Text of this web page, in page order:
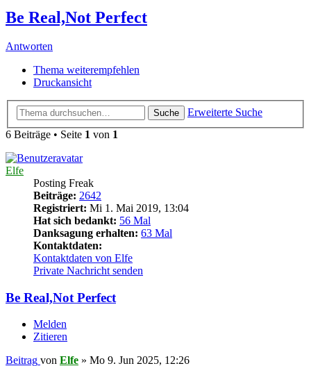
Be Real,Not Perfect
Antworten
Thema weiterempfehlen
Druckansicht
Suche
Erweiterte Suche
6 Beiträge • Seite 1 von 1
Elfe
Posting Freak
Beiträge: 2642
Registriert: Mi 1. Mai 2019, 13:04
Hat sich bedankt: 56 Mal
Danksagung erhalten: 63 Mal
Kontaktdaten:
Kontaktdaten von Elfe
Private Nachricht senden
Be Real,Not Perfect
Melden
Zitieren
Beitrag von Elfe » Mo 9. Jun 2025, 12:26